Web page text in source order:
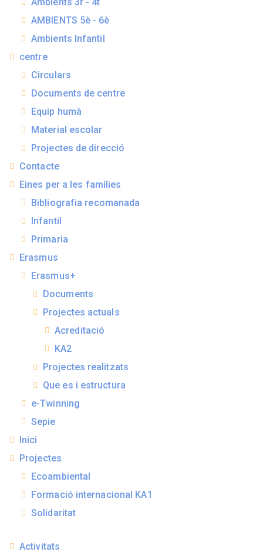
Ambients 3r - 4t
AMBIENTS 5è - 6è
Ambients Infantil
centre
Circulars
Documents de centre
Equip humà
Material escolar
Projectes de direcció
Contacte
Eines per a les famílies
Bibliografia recomanada
Infantil
Primaria
Erasmus
Erasmus+
Documents
Projectes actuals
Acreditació
KA2
Projectes realitzats
Que es i estructura
e-Twinning
Sepie
Inici
Projectes
Ecoambiental
Formació internacional KA1
Solidaritat
Activitats